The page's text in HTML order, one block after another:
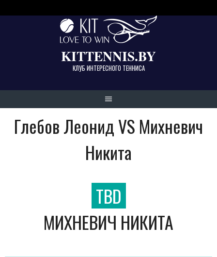
KITTENNIS.BY
КЛУБ ИНТЕРЕСНОГО ТЕННИСА
Глебов Леонид VS Михневич
Никита
TBD
МИХНЕВИЧ НИКИТА